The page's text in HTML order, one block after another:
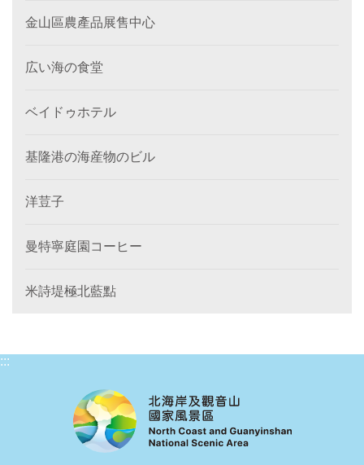
金山區農產品展售中心
広い海の食堂
ベイドゥホテル
基隆港の海産物のビル
洋荳子
曼特寧庭園コーヒー
米詩堤極北藍點
:::